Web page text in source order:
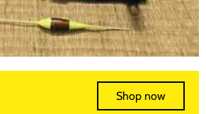
Shop now